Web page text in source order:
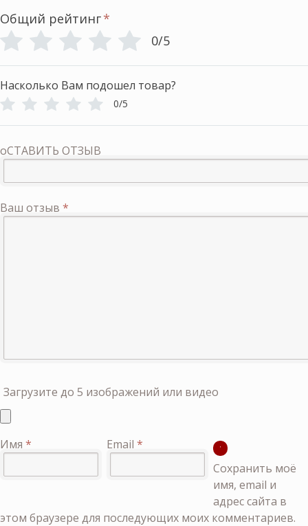
Общий рейтинг*
0/5
Насколько Вам подошел товар?
0/5
оСТАВИТЬ ОТЗЫВ
Ваш отзыв *
Загрузите до 5 изображений или видео
Имя * Email *
Сохранить моё
имя, email и
адрес сайта в
этом браузере для последующих моих комментариев.